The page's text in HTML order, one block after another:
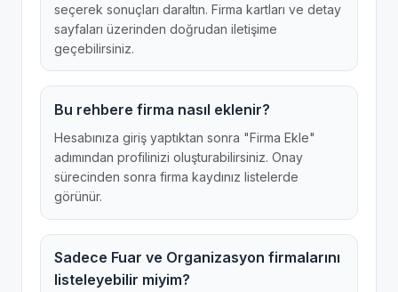
seçerek sonuçları daraltın. Firma kartları ve detay
sayfaları üzerinden doğrudan iletişime
geçebilirsiniz.
Bu rehbere firma nasıl eklenir?
Hesabınıza giriş yaptıktan sonra "Firma Ekle"
adımından profilinizi oluşturabilirsiniz. Onay
sürecinden sonra firma kaydınız listelerde
görünür.
Sadece Fuar ve Organizasyon firmalarını
listeleyebilir miyim?